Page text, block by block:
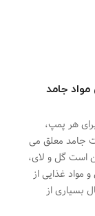
مواد جامد
هر پمپ،
جامد معلق می
است گل و لای،
مواد غذایی از
بسیاری از